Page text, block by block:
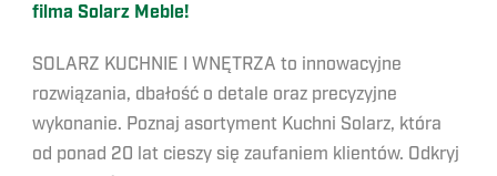
filma Solarz Meble!
SOLARZ KUCHNIE I WNĘTRZA to innowacyjne
rozwiązania, dbałość o detale oraz precyzyjne
wykonanie. Poznaj asortyment Kuchni Solarz, która
od ponad 20 lat cieszy się zaufaniem klientów. Odkryj